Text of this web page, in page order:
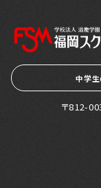
中学生
〒812-